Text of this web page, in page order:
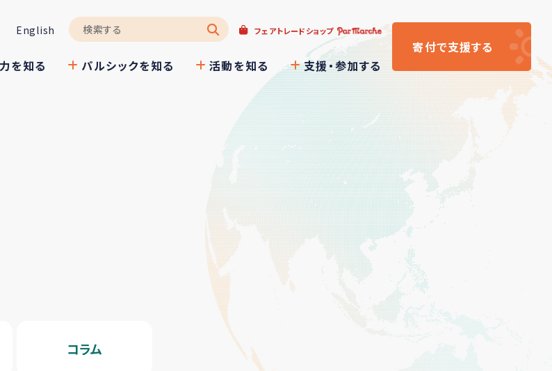
English フェアトレードショップ
を知る パルシックを知る 活動を知る 支援・参加する
寄付で支援する
コラム